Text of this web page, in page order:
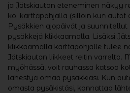
ja Jätskiauton eteneminen näkyy
ko. karttapohjalla (silloin kun autot
Pysäkkien ajopäivät ja
pysäkkejä klikkaamalla. Lisäksi
klikkaamalla karttapohjalle tulee
Jätskiauton liikkeet reitin varrelta.
myöhässä, voit rauhassa katsoa
lähestyä omaa pysäkkiäsi. Kun
omasta pysäkistäsi, kannattaa